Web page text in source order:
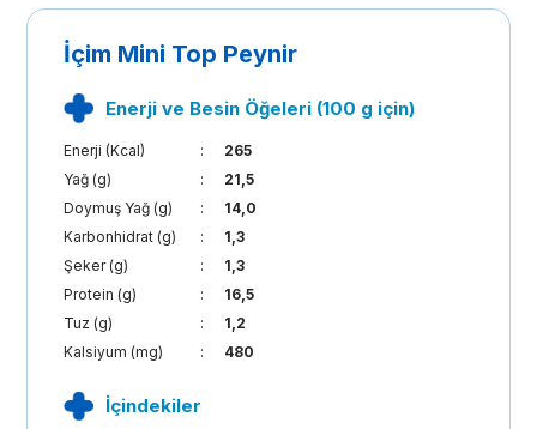
İçim Mini Top Peynir
Enerji ve Besin Öğeleri (100 g için)
Enerji (Kcal) :
265
Yağ (g)
:
21,5
Doymuş Yağ (g)
:
14,0
Karbonhidrat (g)
:
1,3
Şeker (g)
:
1,3
Protein (g)
:
16,5
Tuz (g)
:
1,2
Kalsiyum (mg)
: 480
İçindekiler